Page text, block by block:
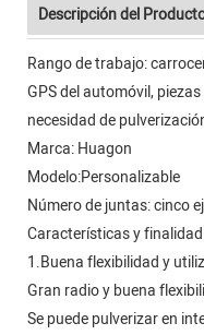
Descripción del
Rango de trabajo:
GPS del automóvil,
necesidad de
Marca: Huagon
Modelo:Personalizable
Número de juntas: cinco
Características y
1.Buena flexibilidad y
Gran radio y buena
Se puede pulverizar en